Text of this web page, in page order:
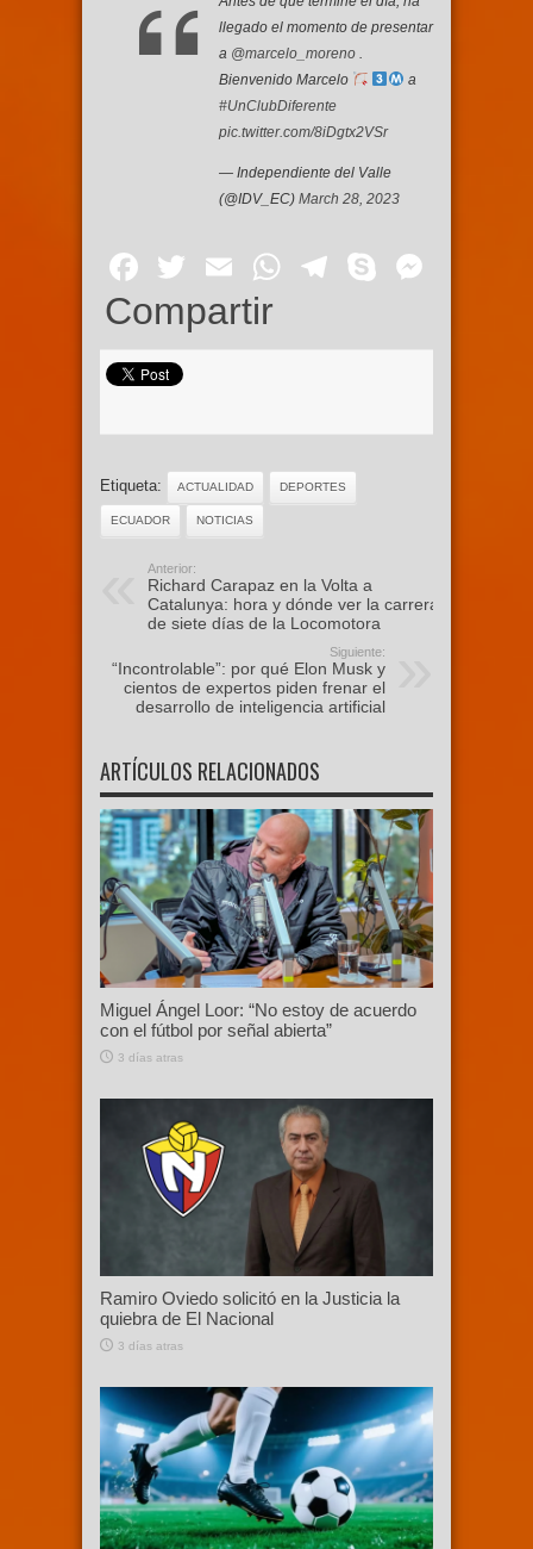
llegado el momento de presentar
a @marcelo_moreno
Bienvenido Marcelo
a
#UnClubDiferente
pic.twitter.com/8iDgtx2VSr
— Independiente del Valle
(@IDV_EC) March 28, 2023
Facebook
Twitter
EmailWhatsApp
Telegram
Skype
Compartir
Etiqueta: ACTUALIDAD DEPORTES
ECUADOR NOTICIAS
Anterior:
Richard Carapaz en la Volta a
Catalunya: hora y dónde ver la carrera
de siete días de la Locomotora
Siguiente:
“Incontrolable”: por qué Elon Musk y
cientos de expertos piden frenar el
desarrollo de inteligencia artificial
ARTÍCULOS RELACIONADOS
Miguel Ángel Loor: “No estoy de acuerdo
con el fútbol por señal abierta”
3 días atras
Ramiro Oviedo solicitó en la Justicia la
quiebra de El Nacional
3 días atras